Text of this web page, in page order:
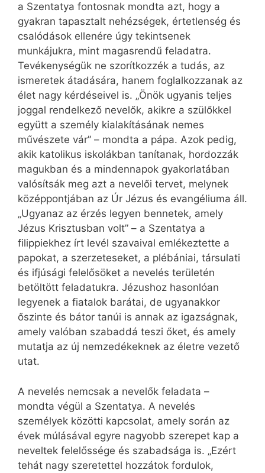
a Szentatya fontosnak mondta azt, hogy a
gyakran tapasztalt nehézségek, értetlenség és
csalódások ellenére úgy tekintsenek
munkájukra, mint magasrendű feladatra.
Tevékenységük ne szorítkozzék a tudás, az
ismeretek átadására, hanem foglalkozzanak az
élet nagy kérdéseivel is. „Önök ugyanis teljes
joggal rendelkező nevelők, akikre a szülőkkel
együtt a személy kialakításának nemes
művészete vár” – mondta a pápa. Azok pedig,
akik katolikus iskolákban tanítanak, hordozzák
magukban és a mindennapok gyakorlatában
valósítsák meg azt a nevelői tervet, melynek
középpontjában az Úr Jézus és evangéliuma áll.
„Ugyanaz az érzés legyen bennetek, amely
Jézus Krisztusban volt” – a Szentatya a
filippiekhez írt levél szavaival emlékeztette a
papokat, a szerzeteseket, a plébániai, társulati
és ifjúsági felelősöket a nevelés területén
betöltött feladatukra. Jézushoz hasonlóan
legyenek a fiatalok barátai, de ugyanakkor
őszinte és bátor tanúi is annak az igazságnak,
amely valóban szabaddá teszi őket, és amely
mutatja az új nemzedékeknek az életre vezető
utat.
A nevelés nemcsak a nevelők feladata –
mondta végül a Szentatya. A nevelés
személyek közötti kapcsolat, amely során az
évek múlásával egyre nagyobb szerepet kap a
neveltek felelőssége és szabadsága is. „Ezért
tehát nagy szeretettel hozzátok fordulok,